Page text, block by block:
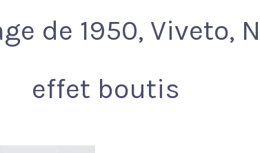
de 1950, Viveto,
effet boutis